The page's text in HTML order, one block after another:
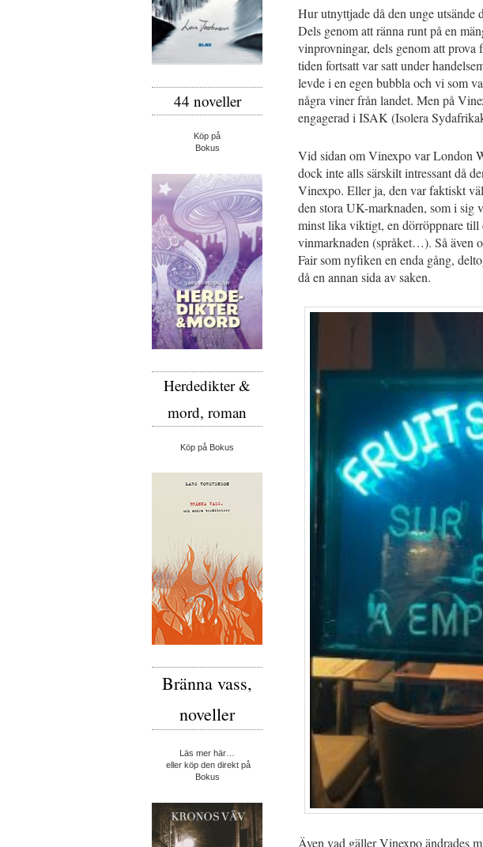
Hur utnyttjade då den unge utsände
Dels genom att ränna runt på en
vinprovningar, dels genom att
tiden fortsatt var satt under
levde i en egen bubbla och vi som
några viner från landet. Men på
engagerad i ISAK (Isolera
Vid sidan om Vinexpo var London
dock inte alls särskilt intressant då
Vinexpo. Eller ja, den var faktiskt
den stora UK-marknaden, som i sig
minst lika viktigt, en dörröppnare till
vinmarknaden (språket…). Så även
Fair som nyfiken en enda gång,
då en annan sida av saken.
Även vad gäller Vinexpo ändrades
44 noveller
Köp på
Bokus
Herdedikter &
mord, roman
Köp på Bokus
Bränna vass,
noveller
Läs mer här…
eller köp den direkt på
Bokus